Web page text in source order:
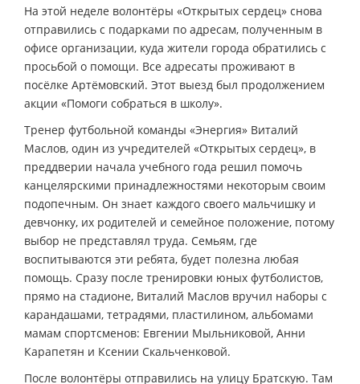
На этой неделе волонтёры «Открытых сердец» снова
отправились с подарками по адресам, полученным в
офисе организации, куда жители города обратились с
просьбой о помощи. Все адресаты проживают в
посёлке Артёмовский. Этот выезд был продолжением
акции «Помоги собраться в школу».
Тренер футбольной команды «Энергия» Виталий
Маслов, один из учредителей «Открытых сердец», в
преддверии начала учебного года решил помочь
канцелярскими принадлежностями некоторым своим
подопечным. Он знает каждого своего мальчишку и
девчонку, их родителей и семейное положение, потому
выбор не представлял труда. Семьям, где
воспитываются эти ребята, будет полезна любая
помощь. Сразу после тренировки юных футболистов,
прямо на стадионе, Виталий Маслов вручил наборы с
карандашами, тетрадями, пластилином, альбомами
мамам спортсменов: Евгении Мыльниковой, Анни
Карапетян и Ксении Скальченковой.
После волонтёры отправились на улицу Братскую. Там